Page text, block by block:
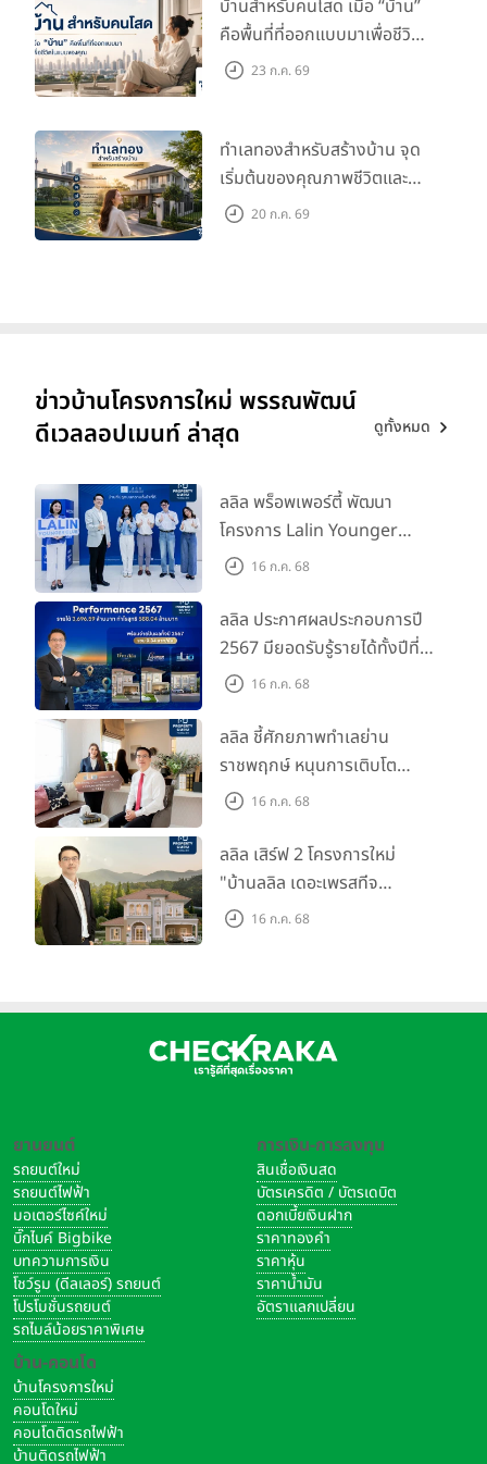
บ้านสำหรับคนโสด เมื่อ “บ้าน”
คือพื้นที่ที่ออกแบบมาเพื่อชีวิต
ในแบบของคุณ
23 ก.ค. 69
ทำเลทองสำหรับสร้างบ้าน จุด
เริ่มต้นของคุณภาพชีวิตและ
มูลค่าในอนาคต
20 ก.ค. 69
ข่าวบ้านโครงการใหม่ พรรณพัฒน์
ดีเวลลอปเมนท์ ล่าสุด
ดูทั้งหมด
ลลิล พร็อพเพอร์ตี้ พัฒนา
โครงการ Lalin Younger
Club ส่งเสริมผู้นำรุ่นใหม่
16 ก.ค. 68
ลลิล ประกาศผลประกอบการปี
2567 มียอดรับรู้รายได้ทั้งปีที่
3,696.59 ล้านบาท กำไรสุทธิ
ปันผลทั้งปี 2567 รวม 0.34
บาท/หุ้น
16 ก.ค. 68
ลลิล ชี้ศักยภาพทำเลย่าน
ราชพฤกษ์ หนุนการเติบโต
ตลาดที่อยู่อาศัย พร้อมเปิดตัว
ราชพฤกษ์-345" มูลค่า 600
ลบ.
16 ก.ค. 68
ลลิล เสิร์ฟ 2 โครงการใหม่
"บ้านลลิล เดอะเพรสทีจ
ราชบุรี" และ "ไลโอ ราชบุรี"
16 ก.ค. 68
ยานยนต์
รถยนต์ใหม่
รถยนต์ไฟฟ้า
มอเตอร์ไซค์ใหม่
บิ๊กไบค์ Bigbike
บทความการเงิน
โชว์รูม (ดีลเลอร์) รถยนต์
โปรโมชั่นรถยนต์
รถไมล์น้อยราคาพิเศษ
บ้าน-คอนโด
บ้านโครงการใหม่
คอนโดใหม่
คอนโดติดรถไฟฟ้า
บ้านติดรถไฟฟ้า
การเงิน-การลงทุน
สินเชื่อเงินสด
บัตรเครดิต / บัตรเดบิต
ดอกเบี้ยเงินฝาก
ราคาทองคำ
ราคาหุ้น
ราคาน้ำมัน
อัตราแลกเปลี่ยน